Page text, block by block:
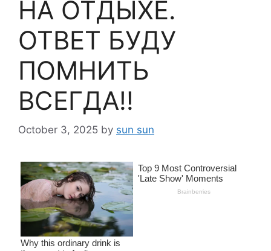
НА ОТДЫХЕ.
ОТВЕТ БУДУ
ПОМНИТЬ
ВСЕГДА!!
October 3, 2025 by sun sun